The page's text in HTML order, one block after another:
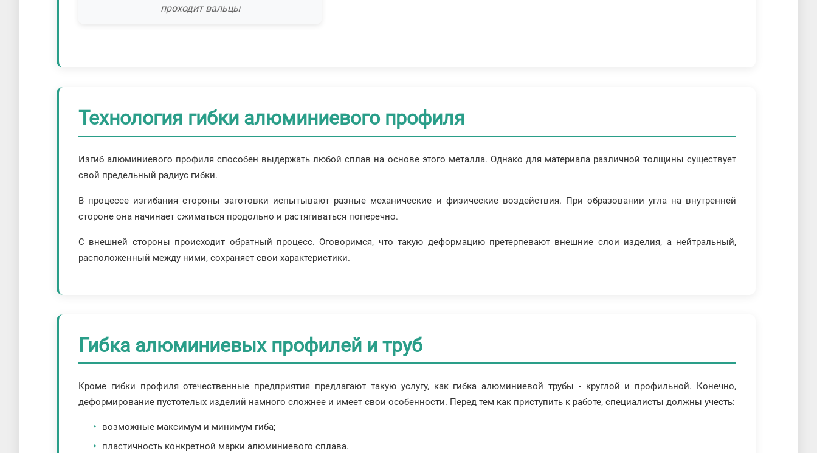
проходит вальцы
Технология гибки алюминиевого профиля
Изгиб алюминиевого профиля способен выдержать любой сплав на основе этого металла. Однако для материала различной толщины существует
свой предельный радиус гибки.
В процессе изгибания стороны заготовки испытывают разные механические и физические воздействия. При образовании угла на внутренней
стороне она начинает сжиматься продольно и растягиваться поперечно.
С внешней стороны происходит обратный процесс. Оговоримся, что такую деформацию претерпевают внешние слои изделия, а нейтральный,
расположенный между ними, сохраняет свои характеристики.
Гибка алюминиевых профилей и труб
Кроме гибки профиля отечественные предприятия предлагают такую услугу, как гибка алюминиевой трубы - круглой и профильной. Конечно,
деформирование пустотелых изделий намного сложнее и имеет свои особенности. Перед тем как приступить к работе, специалисты должны учесть:
возможные максимум и минимум гиба;
пластичность конкретной марки алюминиевого сплава.